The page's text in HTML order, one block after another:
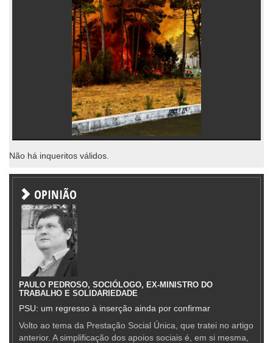
Não há inqueritos válidos.
OPINIÃO
PAULO PEDROSO, SOCIÓLOGO, EX-MINISTRO DO
TRABALHO E SOLIDARIEDADE
PSU: um regresso à inserção ainda por confirmar
Volto ao tema da Prestação Social Única, que tratei no artigo
anterior. A simplificação dos apoios sociais é, em si mesma,